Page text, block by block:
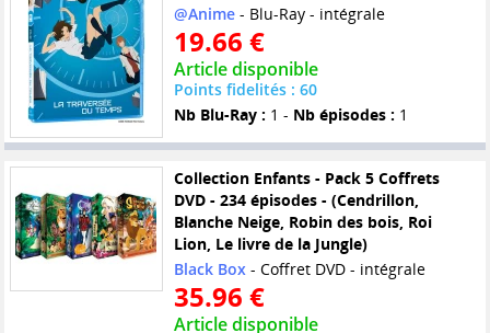
@Anime- Blu-Ray - intégrale
19.66 €
Article disponible
Points fidelités : 60
Nb Blu-Ray : 1 - Nb épisodes : 1
Collection Enfants - Pack 5 Coffrets
DVD - 234 épisodes - (Cendrillon,
Blanche Neige, Robin des bois, Roi
Lion, Le livre de la Jungle)
Black Box - Coffret DVD - intégrale
35.96 €
Article disponible